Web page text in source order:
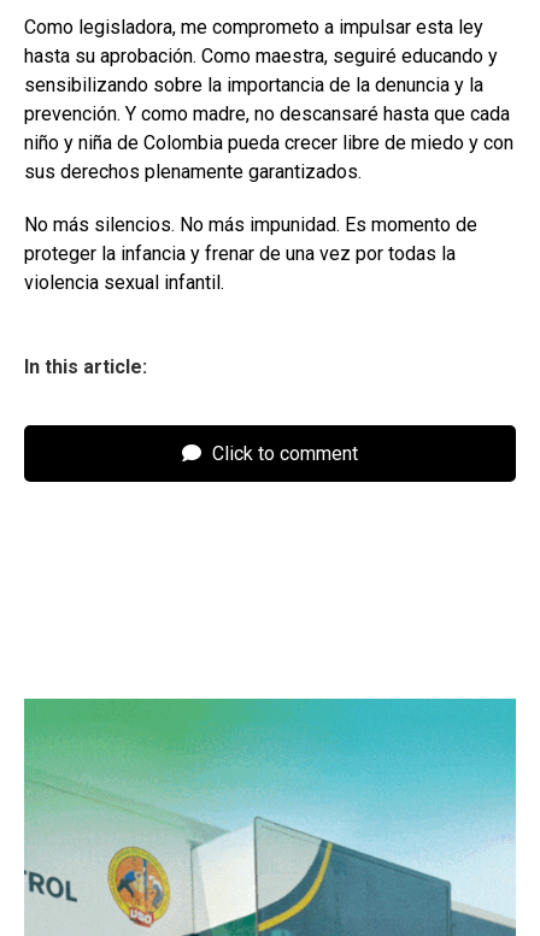
Como legisladora, me comprometo a impulsar esta ley
hasta su aprobación. Como maestra, seguiré educando y
sensibilizando sobre la importancia de la denuncia y la
prevención. Y como madre, no descansaré hasta que cada
niño y niña de Colombia pueda crecer libre de miedo y con
sus derechos plenamente garantizados.
No más silencios. No más impunidad. Es momento de
proteger la infancia y frenar de una vez por todas la
violencia sexual infantil.
In this article:
Click to comment